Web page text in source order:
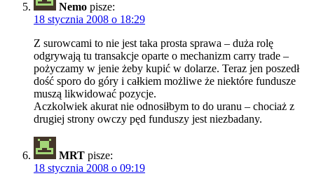
Nemo pisze:
18 stycznia 2008 o 18:29
Z surowcami to nie jest taka prosta sprawa – duża rolę
odgrywają tu transakcje oparte o mechanizm carry trade –
pożyczamy w jenie żeby kupić w dolarze. Teraz jen poszedł
dość sporo do góry i całkiem możliwe że niektóre fundusze
muszą likwidować pozycje.
Aczkolwiek akurat nie odnosiłbym to do uranu – chociaż z
drugiej strony owczy pęd funduszy jest niezbadany.
MRT pisze:
18 stycznia 2008 o 09:19